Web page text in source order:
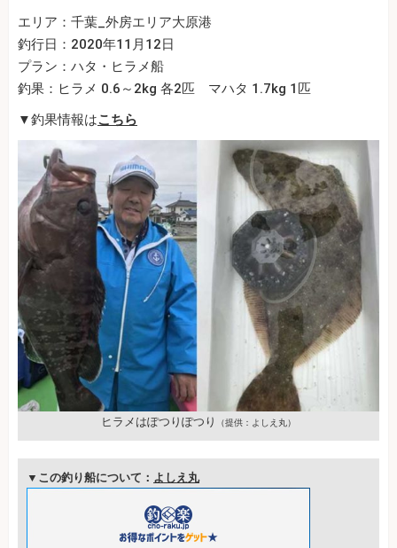
エリア：千葉_外房エリア大原港
釣行日：2020年11月12日
プラン：ハタ・ヒラメ船
釣果：ヒラメ 0.6～2kg 各2匹 マハタ 1.7kg 1匹
▼釣果情報はこちら
ヒラメはぽつりぽつり （提供：よしえ丸）
▼この釣り船について： よしえ丸